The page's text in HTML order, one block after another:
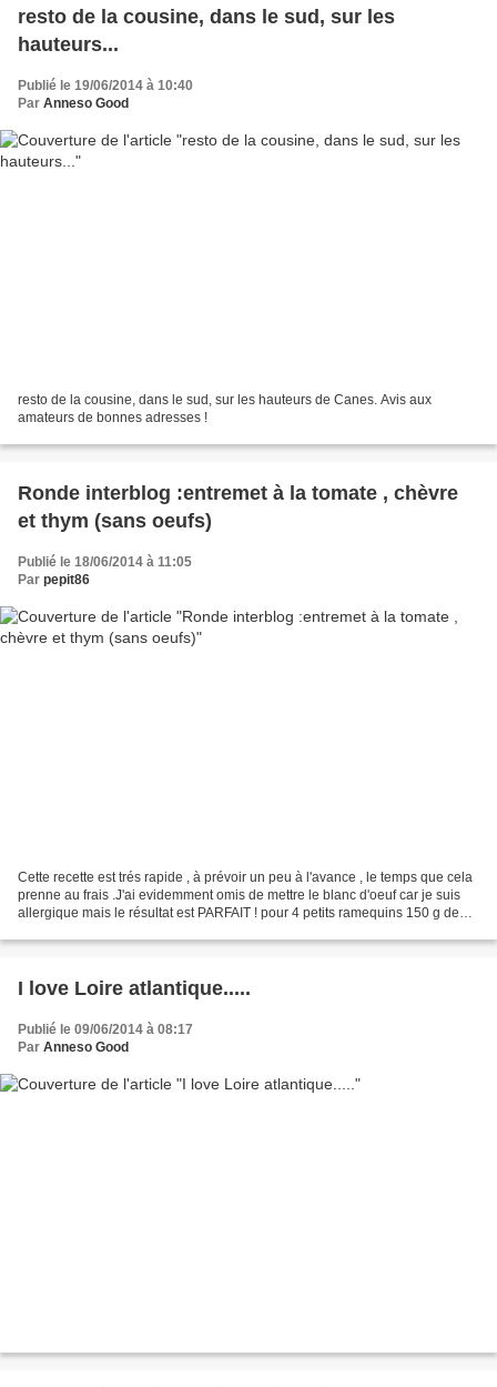
resto de la cousine, dans le sud, sur les
hauteurs...
Publié le 19/06/2014 à 10:40
Par Anneso Good
resto de la cousine, dans le sud, sur les hauteurs de Canes. Avis aux
amateurs de bonnes adresses !
Ronde interblog :entremet à la tomate , chèvre
et thym (sans oeufs)
Publié le 18/06/2014 à 11:05
Par pepit86
Cette recette est trés rapide , à prévoir un peu à l'avance , le temps que cela
prenne au frais .J'ai evidemment omis de mettre le blanc d'oeuf car je suis
allergique mais le résultat est PARFAIT ! pour 4 petits ramequins 150 g de
I love Loire atlantique.....
Publié le 09/06/2014 à 08:17
Par Anneso Good